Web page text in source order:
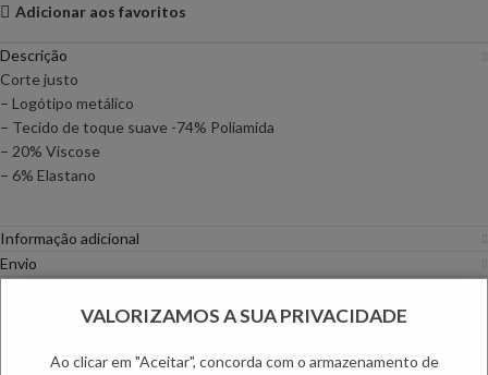
Adicionar aos favoritos
Descrição
Corte justo
– Logótipo metálico
– Tecido de toque suave -74% Poliamida
– 20% Viscose
– 6% Elastano
Informação adicional
Envio
Trocas e Devoluções
Categorias:Fatos, Homem
VALORIZAMOS A SUA PRIVACIDADE
Ao clicar em "Aceitar", concorda com o armazenamento de